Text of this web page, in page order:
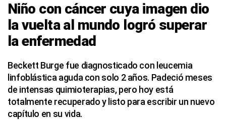
Niño con cáncer cuya imagen dio
la vuelta al mundo logró superar
la enfermedad
Beckett Burge fue diagnosticado con leucemia
linfoblástica aguda con solo 2 años. Padeció meses
de intensas quimioterapias, pero hoy está
totalmente recuperado y listo para escribir un nuevo
capítulo en su vida.